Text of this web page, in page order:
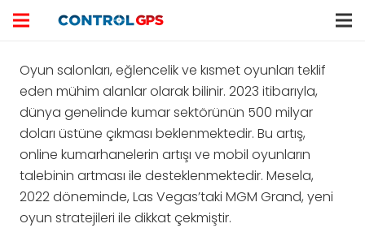
Oyun salonları, eğlencelik ve kısmet oyunları teklif
eden mühim alanlar olarak bilinir. 2023 itibarıyla,
dünya genelinde kumar sektörünün 500 milyar
doları üstüne çıkması beklenmektedir. Bu artış,
online kumarhanelerin artışı ve mobil oyunların
talebinin artması ile desteklenmektedir. Mesela,
2022 döneminde, Las Vegas’taki MGM Grand, yeni
oyun stratejileri ile dikkat çekmiştir.